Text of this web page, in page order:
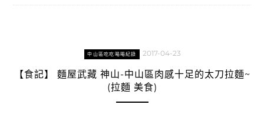
中山區吃吃喝喝紀錄 2017-04-23
【食記】 麵屋武藏 神山-中山區肉感十足的太刀拉麵~
(拉麵 美食)